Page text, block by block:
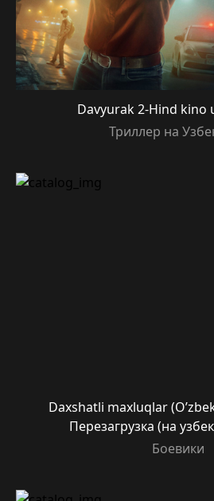
Davyurak 2-Hind kino
Триллер на
Daxshatli maxluqlar
Перезагрузка (на
Боевики